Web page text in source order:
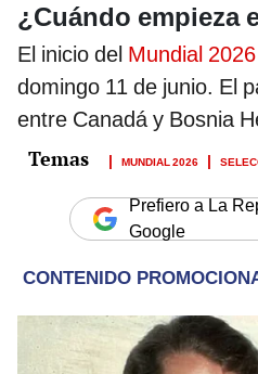
¿Cuándo empieza
El inicio del Mundial 2026
domingo 11 de junio. El
entre Canadá y Bosnia
MUNDIAL 2026
Prefiero a La
Google